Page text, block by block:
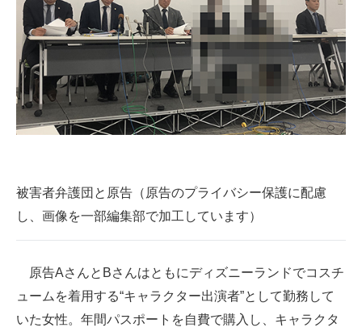
IT製品の技術・比較・事例
製造業のIT導入・活用を支援
モノづくり技術者専門サイト
エレクトロニクス専門サイト
エネルギーの専門メディア
ちょっと気になるネットの話題
被害者弁護団と原告（原告のプライバシー保護に配慮
し、画像を一部編集部で加工しています）
原告AさんとBさんはともにディズニーランドでコスチ
ュームを着用する“キャラクター出演者”として勤務して
いた女性。年間パスポートを自費で購入し、キャラクタ